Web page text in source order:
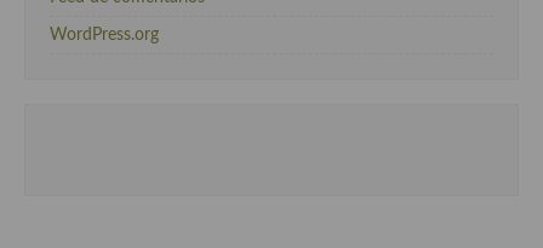
WordPress.org